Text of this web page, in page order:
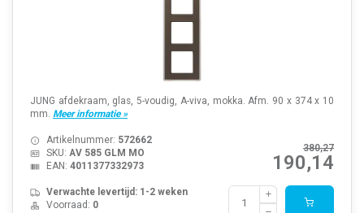
JUNG afdekraam, glas, 5-voudig, A-viva, mokka. Afm. 90 x 374 x 10
mm. Meer informatie »
380,27
190,14
Artikelnummer: 572662
SKU: AV 585 GLM MO
EAN: 4011377332973
Verwachte levertijd: 1-2 weken
Voorraad: 0